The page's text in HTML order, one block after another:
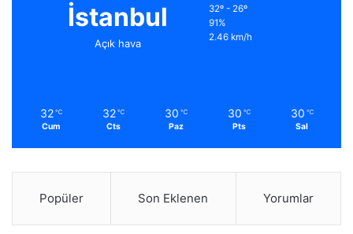
İstanbul
Açık hava
32º - 26º
91%
2.46 km/h
32 ℃
Cum
32 ℃
Cts
30 ℃
Paz
30 ℃
Pts
30 ℃
Sal
Popüler Son Eklenen Yorumlar